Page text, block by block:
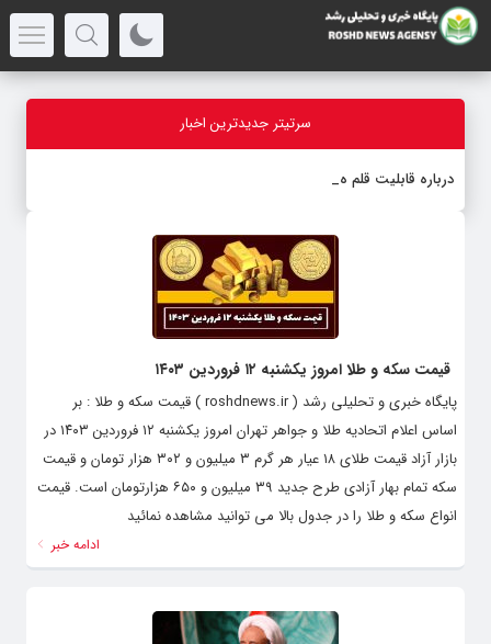
سرتیتر جدیدترین اخبار
درباره قابلیت قلم هوش مصنوعی
قیمت سکه و طلا امروز یکشنبه ۱۲ فروردین ۱۴۰۳
پایگاه خبری و تحلیلی رشد ( roshdnews.ir ) قیمت سکه و طلا : بر
اساس اعلام اتحادیه طلا و جواهر تهران امروز یکشنبه ۱۲ فروردین ۱۴۰۳ در
بازار آزاد قیمت طلای ۱۸ عیار هر گرم ۳ میلیون و ۳۰۲ هزار تومان و قیمت
سکه تمام‌ بهار آزادی طرح جدید ۳۹ میلیون و ۶۵۰ هزارتومان است. قیمت
انواع سکه و طلا را در جدول بالا می توانید مشاهده نمائید
ادامه خبر